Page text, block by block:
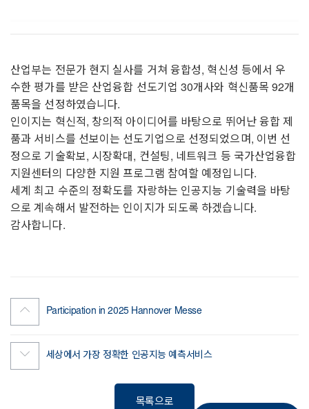
산업부는 전문가 현지 실사를 거쳐 융합성, 혁신성 등에서 우
수한 평가를 받은 산업융합 선도기업 30개사와 혁신품목 92개
품목을 선정하였습니다.
인이지는 혁신적, 창의적 아이디어를 바탕으로 뛰어난 융합 제
품과 서비스를 선보이는 선도기업으로 선정되었으며, 이번 선
정으로 기술확보, 시장확대, 컨설팅, 네트워크 등 국가산업융합
지원센터의 다양한 지원 프로그램 참여할 예정입니다.
세계 최고 수준의 정확도를 자랑하는 인공지능 기술력을 바탕
으로 계속해서 발전하는 인이지가 되도록 하겠습니다.
감사합니다.
Participation in 2025 Hannover Messe
세상에서 가장 정확한 인공지능 예측서비스
목록으로